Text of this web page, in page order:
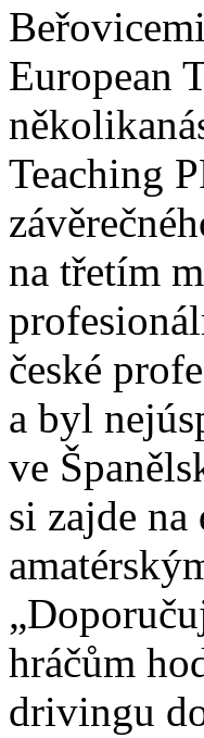
European
Teaching
na třetím
české
a byl
ve
si zajde
hráčům
drivingu